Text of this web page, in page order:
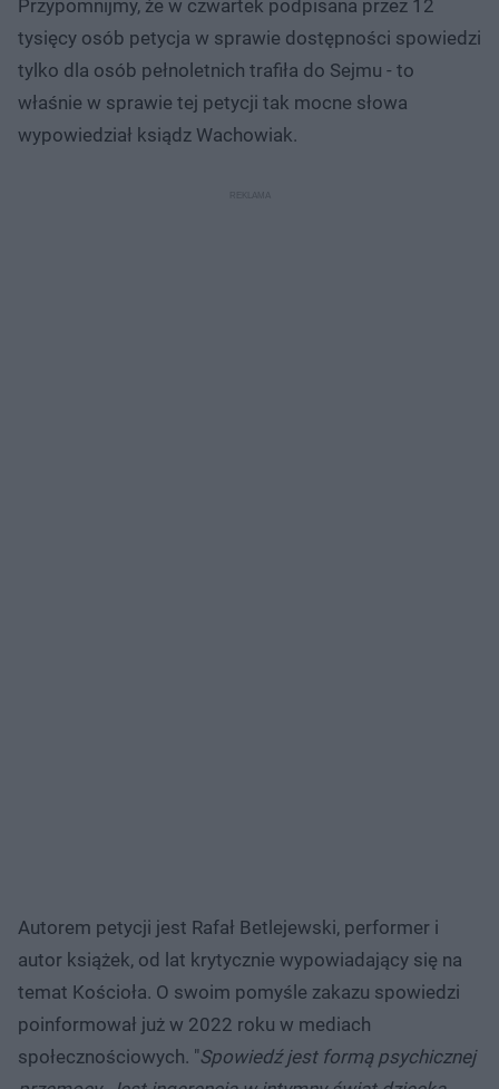
Przypomnijmy, że w czwartek podpisana przez 12
tysięcy osób petycja w sprawie dostępności spowiedzi
tylko dla osób pełnoletnich trafiła do Sejmu - to
właśnie w sprawie tej petycji tak mocne słowa
wypowiedział ksiądz Wachowiak.
Autorem petycji jest Rafał Betlejewski, performer i
autor książek, od lat krytycznie wypowiadający się na
temat Kościoła. O swoim pomyśle zakazu spowiedzi
poinformował już w 2022 roku w mediach
społecznościowych. "Spowiedź jest formą psychicznej